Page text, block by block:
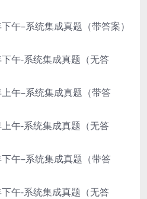
午–系统集成真题（带答案）
午-系统集成真题（无答
午–系统集成真题（带答
午-系统集成真题（无答
午–系统集成真题（带答
午-系统集成真题（无答